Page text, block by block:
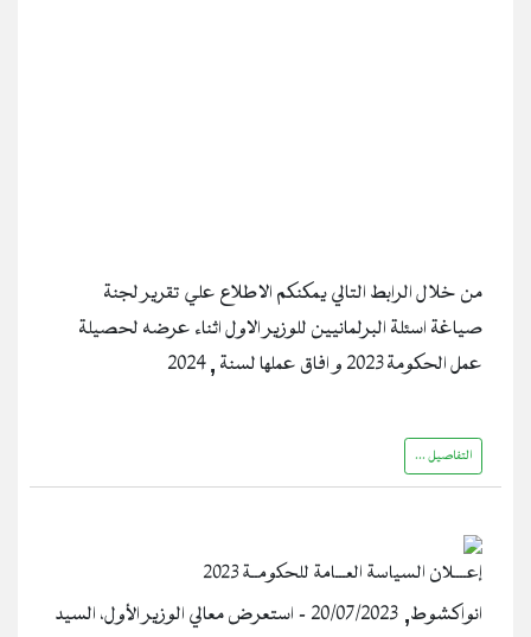
من خلال الرابط التالي يمكنكم الاطلاع علي تقرير لجنة
صياغة اسئلة البرلمانيين للوزير الاول اثناء عرضه لحصيلة
عمل الحكومة 2023 و افاق عملها لسنة , 2024
التفاصيل ...
إعــــلان السياسة العـــامة للحكومــة 2023
انواكشوط, 20/07/2023 - استعرض معالي الوزير الأول، السيد